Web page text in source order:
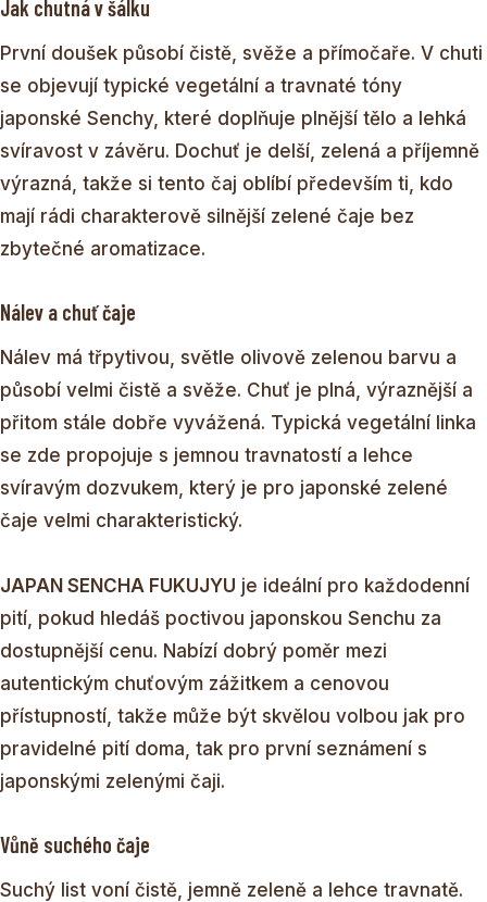
Jak chutná v šálku
První doušek působí čistě, svěže a přímočaře. V chuti
se objevují typické vegetální a travnaté tóny
japonské Senchy, které doplňuje plnější tělo a lehká
svíravost v závěru. Dochuť je delší, zelená a příjemně
výrazná, takže si tento čaj oblíbí především ti, kdo
mají rádi charakterově silnější zelené čaje bez
zbytečné aromatizace.
Nálev a chuť čaje
Nálev má třpytivou, světle olivově zelenou barvu a
působí velmi čistě a svěže. Chuť je plná, výraznější a
přitom stále dobře vyvážená. Typická vegetální linka
se zde propojuje s jemnou travnatostí a lehce
svíravým dozvukem, který je pro japonské zelené
čaje velmi charakteristický.
JAPAN SENCHA FUKUJYU je ideální pro každodenní
pití, pokud hledáš poctivou japonskou Senchu za
dostupnější cenu. Nabízí dobrý poměr mezi
autentickým chuťovým zážitkem a cenovou
přístupností, takže může být skvělou volbou jak pro
pravidelné pití doma, tak pro první seznámení s
japonskými zelenými čaji.
Vůně suchého čaje
Suchý list voní čistě, jemně zeleně a lehce travnatě.